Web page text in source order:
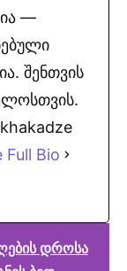
—
შენთვის
Full Bio
დროსა